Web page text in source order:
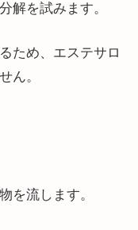
解を試みます。
ため、エステサロ
ん。
を流します。